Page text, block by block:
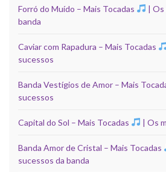
Forró do Muído – Mais Tocadas
| Os
banda
Caviar com Rapadura – Mais Tocadas
sucessos
Banda Vestígios de Amor – Mais
sucessos
Capital do Sol – Mais Tocadas | Os
Banda Amor de Cristal – Mais Tocadas
sucessos da banda